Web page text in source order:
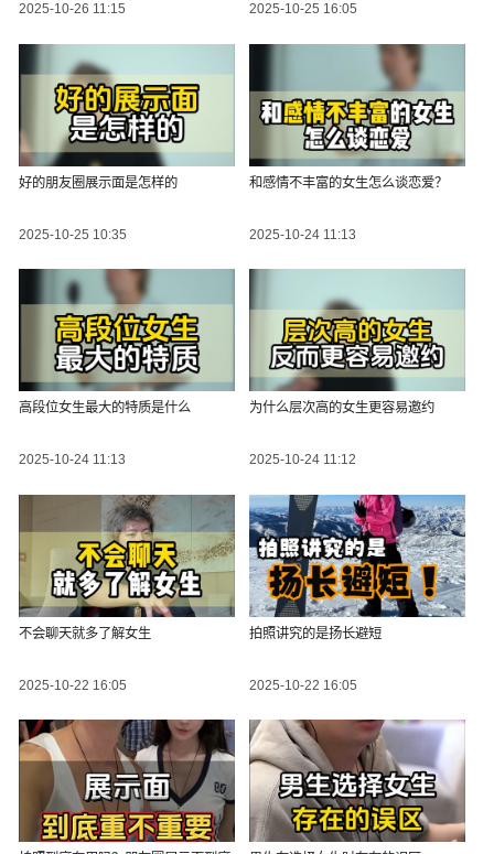
2025-10-26 11:15 2025-10-25 16:05
好的朋友圈展示面是怎样的
2025-10-25 10:35
和感情不丰富的女生怎么谈恋爱？
2025-10-24 11:13
高段位女生最大的特质是什么
2025-10-24 11:13
为什么层次高的女生更容易邀约
2025-10-24 11:12
不会聊天就多了解女生
2025-10-22 16:05
拍照讲究的是扬长避短
2025-10-22 16:05